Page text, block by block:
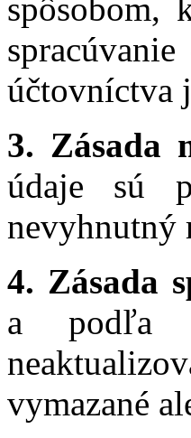
spôsobom,
účtovníctva
3. Zásada
údaje sú
nevyhnutný
4. Zásada
a podľa
vymazané